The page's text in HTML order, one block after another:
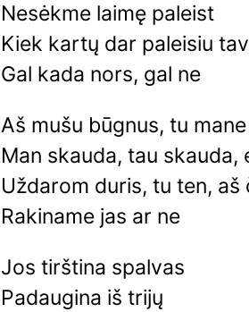
Nesėkme laimę paleist
Kiek kartų dar paleisiu
Gal kada nors, gal ne
Aš mušu būgnus, tu mane
Man skauda, tau skauda,
Uždarom duris, tu ten, aš
Rakiname jas ar ne
Jos tirština spalvas
Padaugina iš trijų